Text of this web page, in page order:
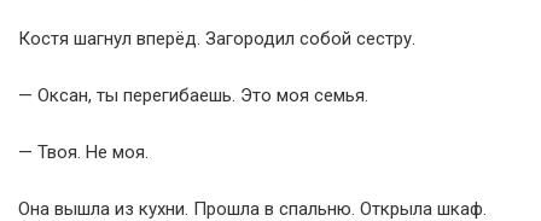
Костя шагнул вперёд. Загородил собой сестру.
— Оксан, ты перегибаешь. Это моя семья.
— Твоя. Не моя.
Она вышла из кухни. Прошла в спальню. Открыла шкаф.